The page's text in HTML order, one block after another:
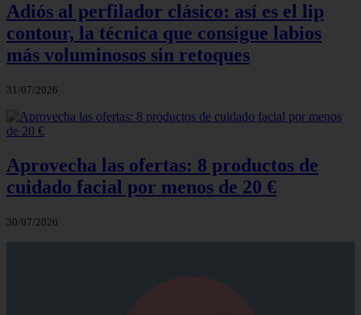
Adiós al perfilador clásico: así es el lip
contour, la técnica que consigue labios
más voluminosos sin retoques
31/07/2026
Aprovecha las ofertas: 8 productos de
cuidado facial por menos de 20 €
30/07/2026